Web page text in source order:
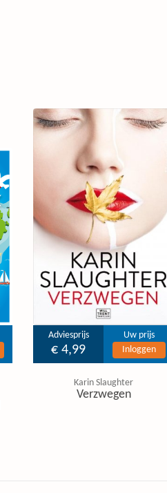
Adviesprijs
€ 4,99
Uw prijs
Inloggen
Karin Slaughter
Verzwegen